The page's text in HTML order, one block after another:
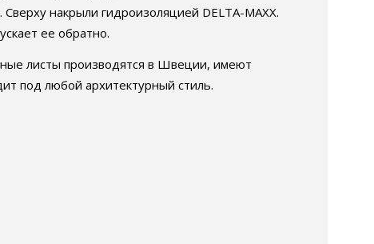
накрыли гидроизоляцией DELTA-MAXX.
ее обратно.
листы производятся в Швеции, имеют
под любой архитектурный стиль.